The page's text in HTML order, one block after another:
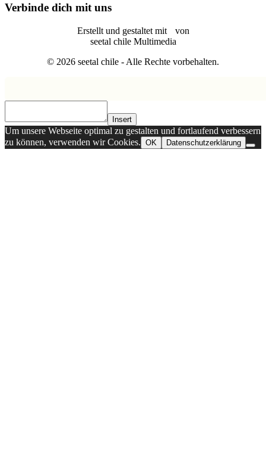
Verbinde dich mit uns
Erstellt und gestaltet mit
von
seetal chile Multimedia
© 2026 seetal chile - Alle Rechte vorbehalten.
Insert
Um unsere Webseite optimal zu gestalten und fortlaufend verbessern
zu können, verwenden wir Cookies. OK Datenschutzerklärung